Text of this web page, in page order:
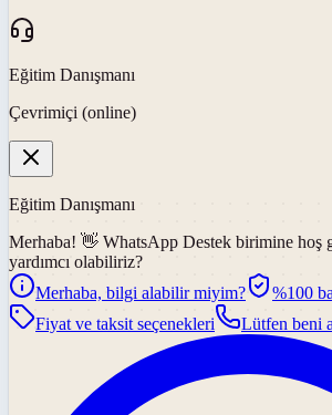
Eğitim Danışmanı
Çevrimiçi (online)
Eğitim Danışmanı
Merhaba! 👋 WhatsApp Destek birimine hoş
yardımcı olabiliriz?
Merhaba, bilgi alabilir miyim?
%100
Fiyat ve taksit seçenekleri
Lütfen beni